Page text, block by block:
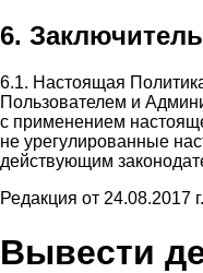
6.
6.1. Настоящая
Пользователем и
с применением
не урегулированные
действующим
Редакция от 24.08.2017 г.
Вывести